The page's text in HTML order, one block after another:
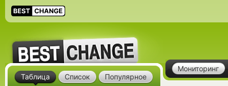
Мониторинг
Таблица Список Популярное